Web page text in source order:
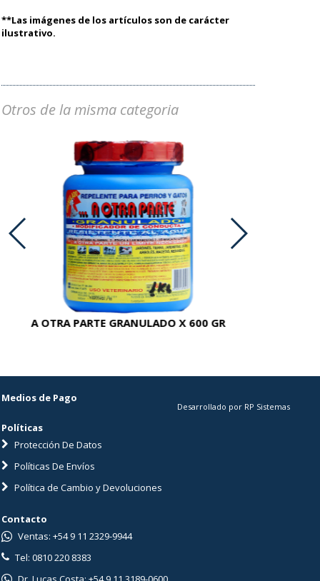
**Las imágenes de los artículos son de carácter
ilustrativo.
Otros de la misma categoria
A OTRA PARTE GRANULADO X 600 GR
Medios de Pago
Políticas
Protección De Datos
Políticas De Envíos
Política de Cambio y Devoluciones
Desarrollado por RP Sistemas
Contacto
Ventas: +54 9 11 2329-9944
Tel: 0810 220 8383